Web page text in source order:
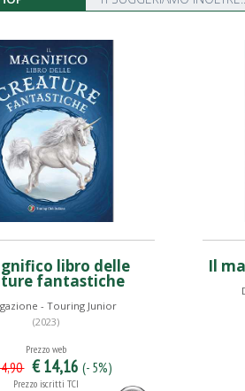
libro delle
fantastiche
- Touring Junior
(2023)
Prezzo web
€ 14,16 (- 5%)
Prezzo iscritti TCI
Il